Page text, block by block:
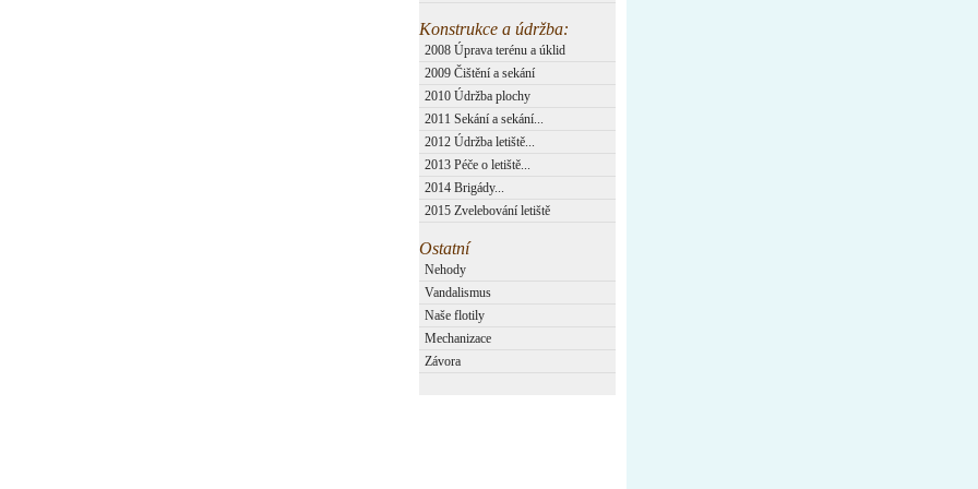
Konstrukce a údržba:
2008 Úprava terénu a úklid
2009 Čištění a sekání
2010 Údržba plochy
2011 Sekání a sekání...
2012 Údržba letiště...
2013 Péče o letiště...
2014 Brigády...
2015 Zvelebování letiště
Ostatní
Nehody
Vandalismus
Naše flotily
Mechanizace
Závora